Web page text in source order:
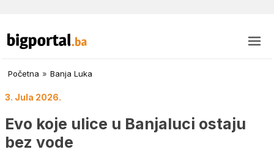
Početna » Banja Luka
3. Jula 2026.
Evo koje ulice u Banjaluci ostaju
bez vode